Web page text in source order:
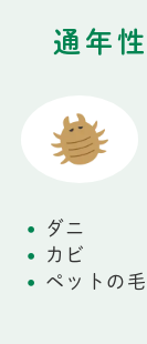
通年
ダニ
カビ
ペットの